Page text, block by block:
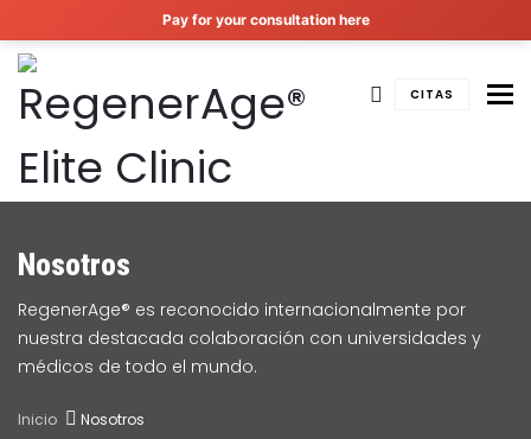
Pay for your consultation here
CITAS
Nosotros
RegenerAge® es reconocido internacionalmente por
nuestra destacada colaboración con universidades y
médicos de todo el mundo.
Inicio Nosotros